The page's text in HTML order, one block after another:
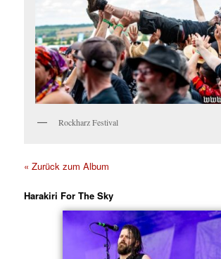
Rockharz Festival
« Zurück zum Album
Harakiri For The Sky